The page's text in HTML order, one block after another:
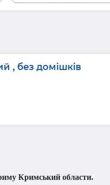
, без домішків
Кримський области.